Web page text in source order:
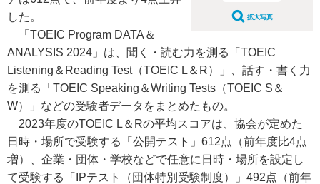
拡大写真
した。
「TOEIC Program DATA＆
ANALYSIS 2024」は、聞く・読む力を測る「TOEIC
Listening＆Reading Test（TOEIC L＆R）」、話す・書く力
を測る「TOEIC Speaking＆Writing Tests（TOEIC S＆
W）」などの受験者データをまとめたもの。
2023年度のTOEIC L＆Rの平均スコアは、協会が定めた
日時・場所で受験する「公開テスト」612点（前年度比4点
増）、企業・団体・学校などで任意に日時・場所を設定し
て受験する「IPテスト（団体特別受験制度）」492点（前年